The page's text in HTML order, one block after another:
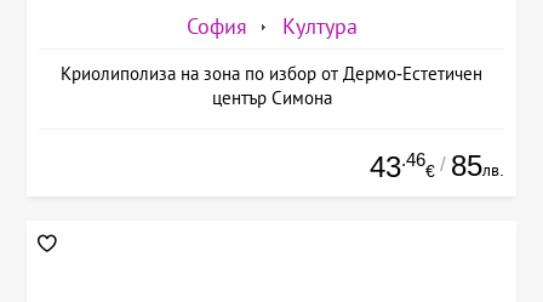
София Култура
Криолиполиза на зона по избор от Дермо-Естетичен
център Симона
43.46
€ / 85лв.